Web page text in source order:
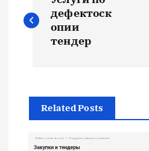
а
г
дефектоск
опии
тендер
Related Posts